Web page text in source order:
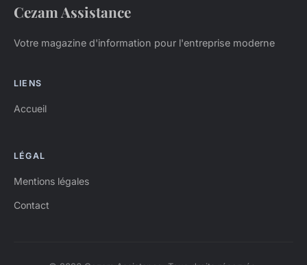
Cezam Assistance
Votre magazine d'information pour l'entreprise moderne
LIENS
Accueil
LÉGAL
Mentions légales
Contact